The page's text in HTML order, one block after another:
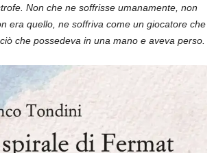
Non che ne soffrisse umanamente, non
era quello, ne soffriva come un giocatore che
che possedeva in una mano e aveva perso.